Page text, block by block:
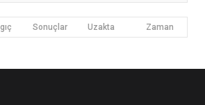
Sonuçlar Uzakta Zaman